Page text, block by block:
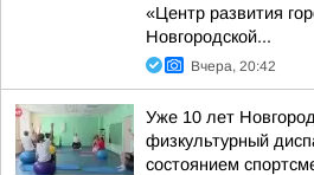
«Центр развития
Новгородской...
Вчера, 20:42
Уже 10 лет
физкультурный
состоянием